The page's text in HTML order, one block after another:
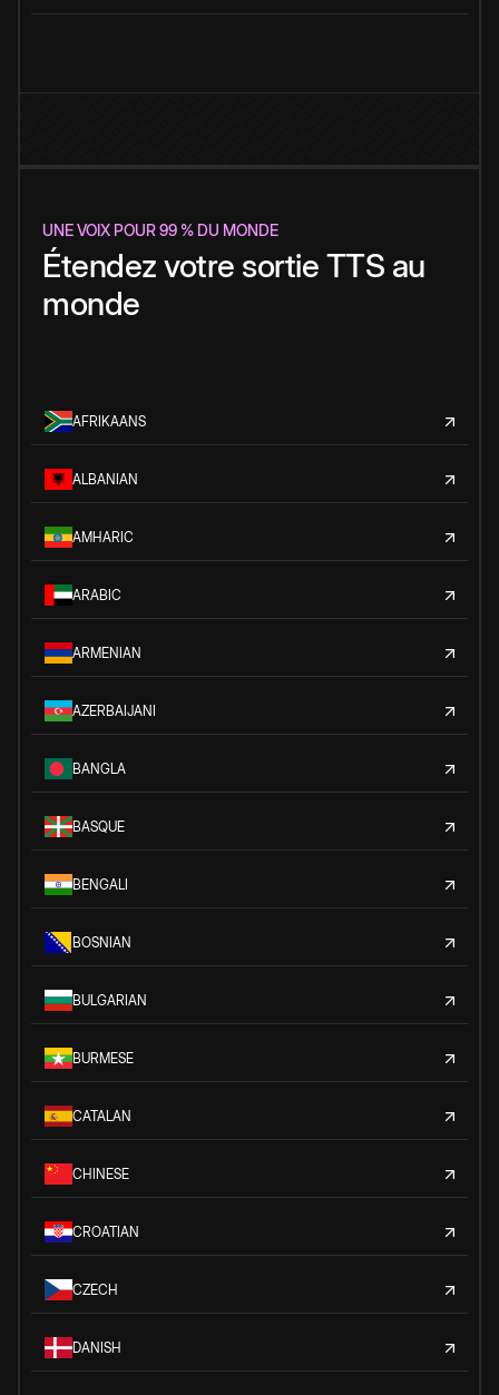
UNE VOIX POUR 99 % DU MONDE
Étendez votre sortie TTS au
monde
AFRIKAANS
ALBANIAN
AMHARIC
ARABIC
ARMENIAN
AZERBAIJANI
BANGLA
BASQUE
BENGALI
BOSNIAN
BULGARIAN
BURMESE
CATALAN
CHINESE
CROATIAN
CZECH
DANISH